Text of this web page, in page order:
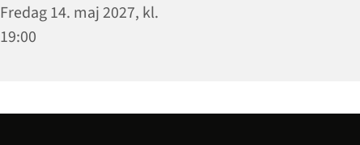
Fredag 14. maj 2027, kl.
19:00